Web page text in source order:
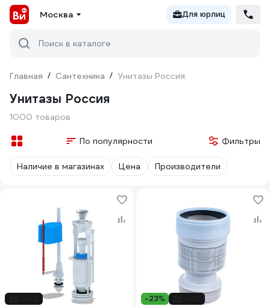
Москва Для юрлиц
Поиск в каталоге
Главная / Сантехника / Унитазы Россия
Унитазы Россия
1000 товаров
По популярности Фильтры
Наличие в магазинах Цена Производители
-23%